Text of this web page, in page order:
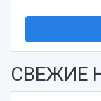
Учебный
Центр
Умный дом
СВЕЖИЕ